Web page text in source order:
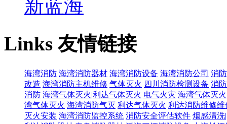
新蓝海
Links友情链接
海湾消防 海湾消防器材 海湾消防设备 海湾消防公司 消
改造 海湾消防主机维修 气体灭火 四川消防检测设备 消
消防 海湾气体灭火|利达气体灭火 电气火灾 海湾气体灭
湾气体灭火 海湾消防气灭 利达气体灭火 利达消防维修维
灭火安装 海湾消防监控系统 消防安全评估软件 烟感清洗